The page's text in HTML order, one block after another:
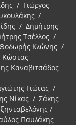
/ Γιώργος
/
/ Δημήτρης
Τσέλλος /
Κλώνης /
Καναβιτσάδος
Γιώτας /
Νίκας / Σάκης
/
Παυλάκης